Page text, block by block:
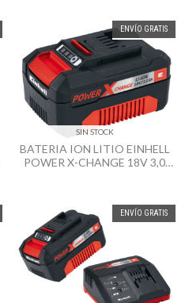
ENVÍO GRATIS
SIN STOCK
BATERIA ION LITIO EINHELL
POWER X-CHANGE 18V 3,0
ENVÍO GRATIS